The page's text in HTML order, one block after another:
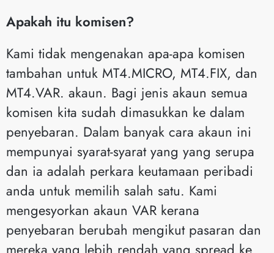
Apakah itu komisen?
Kami tidak mengenakan apa-apa komisen
tambahan untuk MT4.MICRO, MT4.FIX, dan
MT4.VAR. akaun. Bagi jenis akaun semua
komisen kita sudah dimasukkan ke dalam
penyebaran. Dalam banyak cara akaun ini
mempunyai syarat-syarat yang yang serupa
dan ia adalah perkara keutamaan peribadi
anda untuk memilih salah satu. Kami
mengesyorkan akaun VAR kerana
penyebaran berubah mengikut pasaran dan
mereka yang lebih rendah yang spread ke